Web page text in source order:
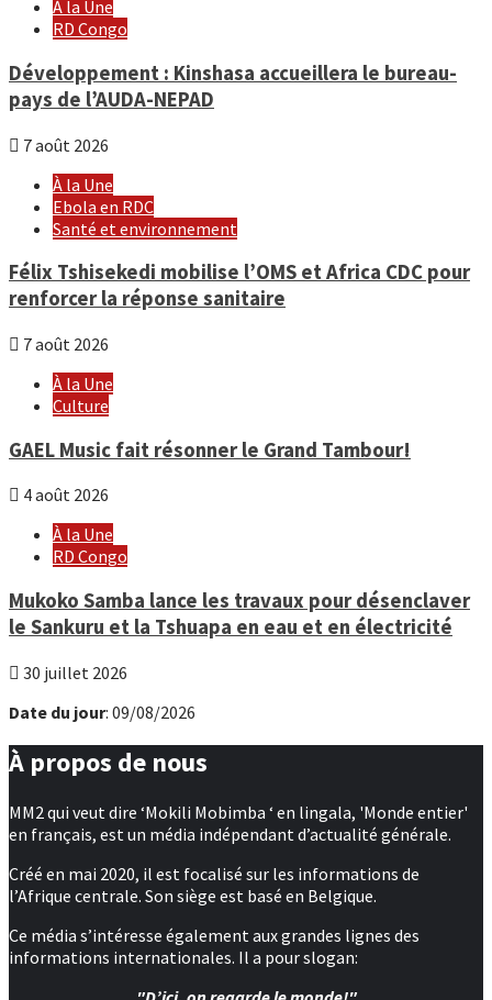
À la Une
RD Congo
Développement : Kinshasa accueillera le bureau-
pays de l’AUDA-NEPAD
7 août 2026
À la Une
Ebola en RDC
Santé et environnement
Félix Tshisekedi mobilise l’OMS et Africa CDC pour
renforcer la réponse sanitaire
7 août 2026
À la Une
Culture
GAEL Music fait résonner le Grand Tambour!
4 août 2026
À la Une
RD Congo
Mukoko Samba lance les travaux pour désenclaver
le Sankuru et la Tshuapa en eau et en électricité
30 juillet 2026
Date du jour: 09/08/2026
À propos de nous
MM2 qui veut dire ‘Mokili Mobimba ‘ en lingala, 'Monde entier'
en français, est un média indépendant d’actualité générale.
Créé en mai 2020, il est focalisé sur les informations de
l’Afrique centrale. Son siège est basé en Belgique.
Ce média s’intéresse également aux grandes lignes des
informations internationales. Il a pour slogan: